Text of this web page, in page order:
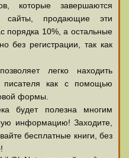
которые завершаются
сайты, продающие эти
порядка 10%, а остальные
без регистрации, так как
легко находить
писателя как с помощью
формы.
будет полезна многим
информацию! Заходите,
бесплатные книги, без